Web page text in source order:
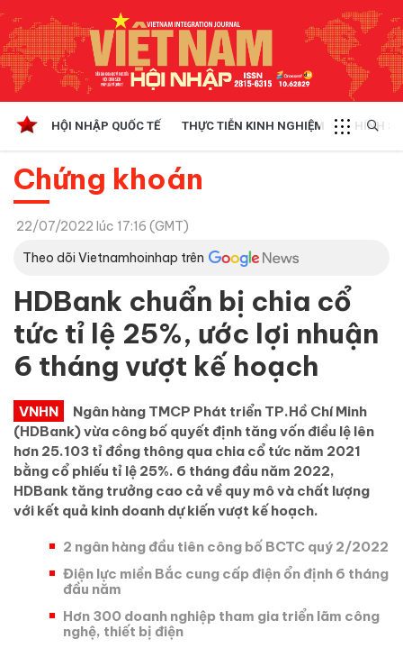
HỘI NHẬP QUỐC TẾ THỰC TIỄN KINH NGHIỆM CHÍNH
Chứng khoán
22/07/2022 lúc 17:16 (GMT)
Theo dõi Vietnamhoinhap trên
HDBank chuẩn bị chia cổ
tức tỉ lệ 25%, ước lợi nhuận
6 tháng vượt kế hoạch
VNHN
Ngân hàng TMCP Phát triển TP.Hồ Chí Minh
(HDBank) vừa công bố quyết định tăng vốn điều lệ lên
hơn 25.103 tỉ đồng thông qua chia cổ tức năm 2021
bằng cổ phiếu tỉ lệ 25%. 6 tháng đầu năm 2022,
HDBank tăng trưởng cao cả về quy mô và chất lượng
với kết quả kinh doanh dự kiến vượt kế hoạch.
2 ngân hàng đầu tiên công bố BCTC quý 2/2022
Điện lực miền Bắc cung cấp điện ổn định 6 tháng
đầu năm
Hơn 300 doanh nghiệp tham gia triển lãm công
nghệ, thiết bị điện